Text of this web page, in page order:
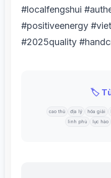
#localfengshui
#positiveenergy
#2025quality
🏷️
cao thủ địa lý hóa giải
linh phù
lục hào